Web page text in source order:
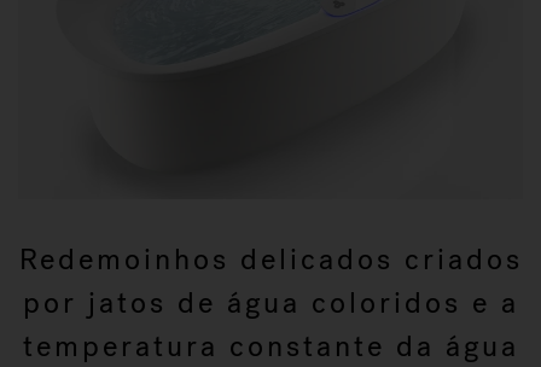
Redemoinhos delicados criados
por jatos de água coloridos e a
temperatura constante da água